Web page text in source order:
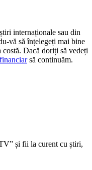
internaționale sau din
vă să înțelegeți mai bine
Dacă doriți să vedeți
să continuăm.
și fii la curent cu știri,